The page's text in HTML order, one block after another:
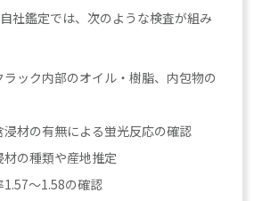
社鑑定では、次のような検査が組み
ラック内部のオイル・樹脂、内包物の
浸材の有無による蛍光反応の確認
材の種類や産地推定
1.57〜1.58の確認